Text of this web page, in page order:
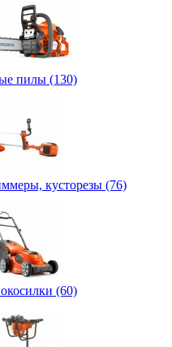
пилы (130)
кусторезы (76)
(60)